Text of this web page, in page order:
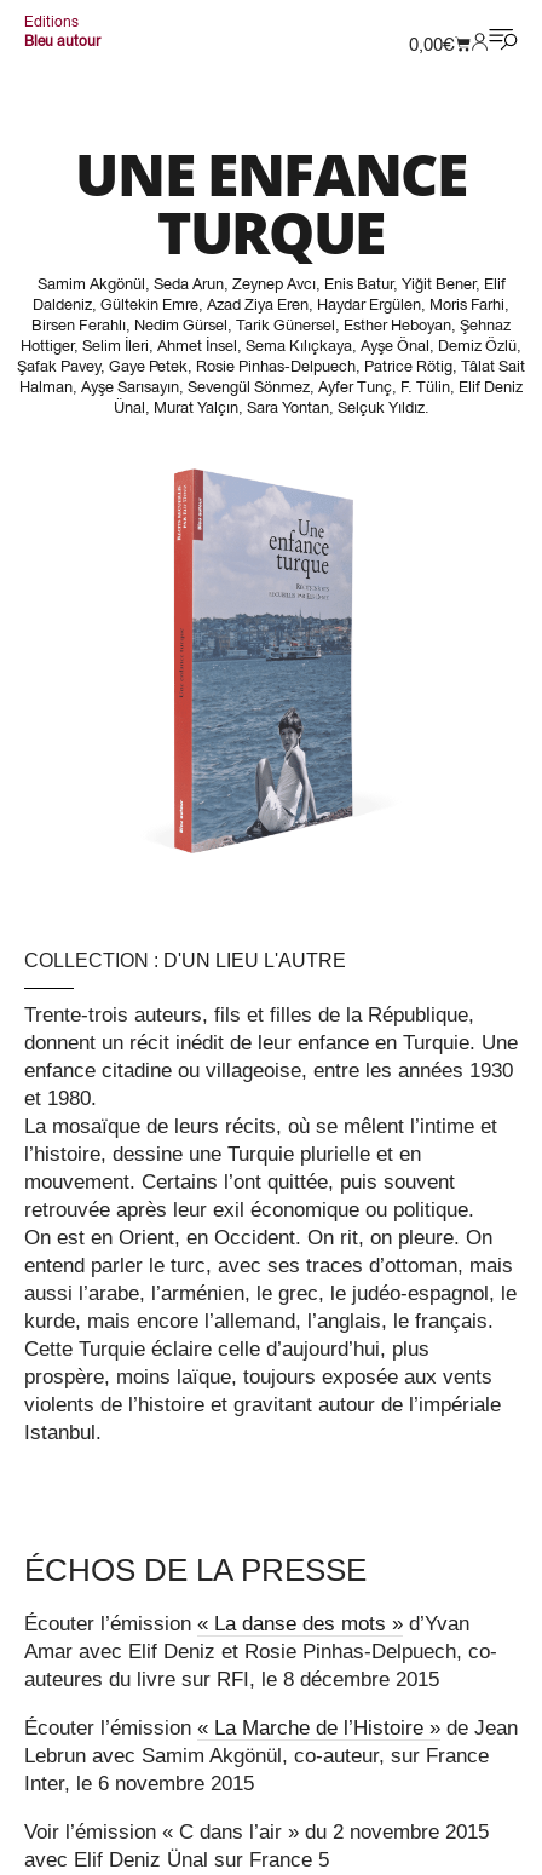
Editions
Bleu autour
0,00€
UNE ENFANCE
TURQUE
Samim Akgönül, Seda Arun, Zeynep Avcı, Enis Batur, Yiğit Bener, Elif
Daldeniz, Gültekin Emre, Azad Ziya Eren, Haydar Ergülen, Moris Farhi,
Birsen Ferahlı, Nedim Gürsel, Tarik Günersel, Esther Heboyan, Şehnaz
Hottiger, Selim İleri, Ahmet İnsel, Sema Kılıçkaya, Ayşe Önal, Demiz Özlü,
Şafak Pavey, Gaye Petek, Rosie Pinhas-Delpuech, Patrice Rötig, Tâlat Sait
Halman, Ayşe Sarısayın, Sevengül Sönmez, Ayfer Tunç, F. Tülin, Elif Deniz
Ünal, Murat Yalçın, Sara Yontan, Selçuk Yıldız.
COLLECTION : D'UN LIEU L'AUTRE
Trente-trois auteurs, fils et filles de la République,
donnent un récit inédit de leur enfance en Turquie. Une
enfance citadine ou villageoise, entre les années 1930
et 1980.
La mosaïque de leurs récits, où se mêlent l’intime et
l’histoire, dessine une Turquie plurielle et en
mouvement. Certains l’ont quittée, puis souvent
retrouvée après leur exil économique ou politique.
On est en Orient, en Occident. On rit, on pleure. On
entend parler le turc, avec ses traces d’ottoman, mais
aussi l’arabe, l’arménien, le grec, le judéo-espagnol, le
kurde, mais encore l’allemand, l’anglais, le français.
Cette Turquie éclaire celle d’aujourd’hui, plus
prospère, moins laïque, toujours exposée aux vents
violents de l’histoire et gravitant autour de l’impériale
Istanbul.
ÉCHOS DE LA PRESSE
Écouter l’émission « La danse des mots » d’Yvan
Amar avec Elif Deniz et Rosie Pinhas-Delpuech, co-
auteures du livre sur RFI, le 8 décembre 2015
Écouter l’émission « La Marche de l’Histoire » de Jean
Lebrun avec Samim Akgönül, co-auteur, sur France
Inter, le 6 novembre 2015
Voir l’émission « C dans l’air » du 2 novembre 2015
avec Elif Deniz Ünal sur France 5